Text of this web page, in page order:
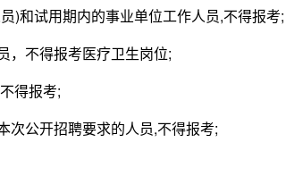
和试用期内的事业单位工作人员,不得报考;
不得报考医疗卫生岗位;
得报考;
公开招聘要求的人员,不得报考;